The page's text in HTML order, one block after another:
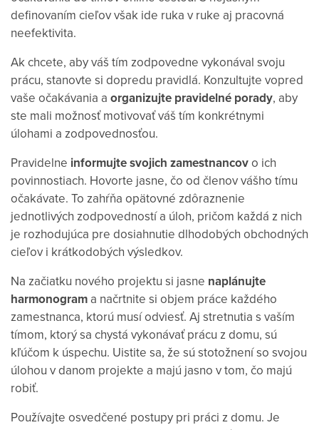
definovaním cieľov však ide ruka v ruke aj pracovná
neefektivita.
Ak chcete, aby váš tím zodpovedne vykonával svoju
prácu, stanovte si dopredu pravidlá. Konzultujte vopred
vaše očakávania a organizujte pravidelné porady, aby
ste mali možnosť motivovať váš tím konkrétnymi
úlohami a zodpovednosťou.
Pravidelne informujte svojich zamestnancovo ich
povinnostiach. Hovorte jasne, čo od členov vášho tímu
očakávate. To zahŕňa opätovné zdôraznenie
jednotlivých zodpovedností a úloh, pričom každá z nich
je rozhodujúca pre dosiahnutie dlhodobých obchodných
cieľov i krátkodobých výsledkov.
Na začiatku nového projektu si jasne naplánujte
harmonogram a načrtnite si objem práce každého
zamestnanca, ktorú musí odviesť. Aj stretnutia s vaším
tímom, ktorý sa chystá vykonávať prácu z domu, sú
kľúčom k úspechu. Uistite sa, že sú stotožnení so svojou
úlohou v danom projekte a majú jasno v tom, čo majú
robiť.
Používajte osvedčené postupy pri práci z domu. Je